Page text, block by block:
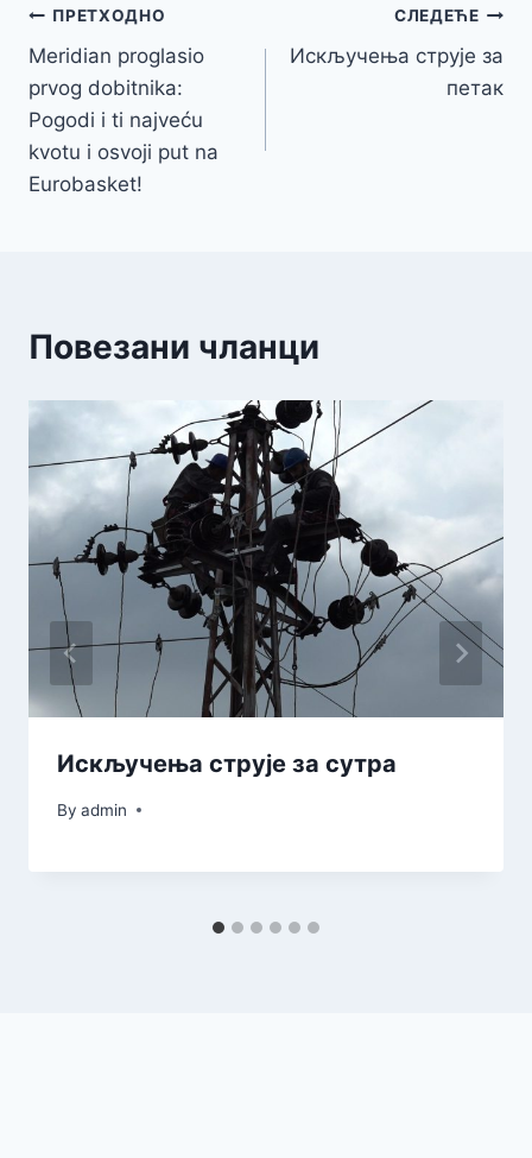
Кретање
чланка
ПРЕТХОДНО
Meridian proglasio
prvog dobitnika:
Pogodi i ti najveću
kvotu i osvoji put na
Eurobasket!
СЛЕДЕЋЕ
Искључења струје за
петак
Повезани чланци
Искључења струје за сутра
By admin